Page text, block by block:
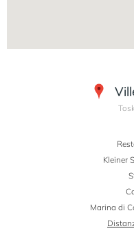
Kleiner
Marina di